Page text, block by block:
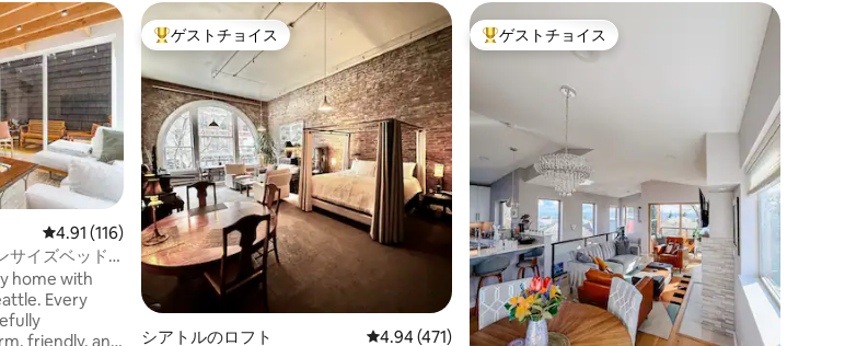
価 レビュー116件、5つ星中4.91つ星の平均評価
4.91 (116)
サイズベッド
2室
home with
Every
friendly, and
大好評のゲストチョイスです。
ゲストチョイス
シアトルのロフト レビュー471件、5つ星中4.94つ星の平均評価
4.94 (471)
大好評のゲストチョイスです。
ゲストチョイス